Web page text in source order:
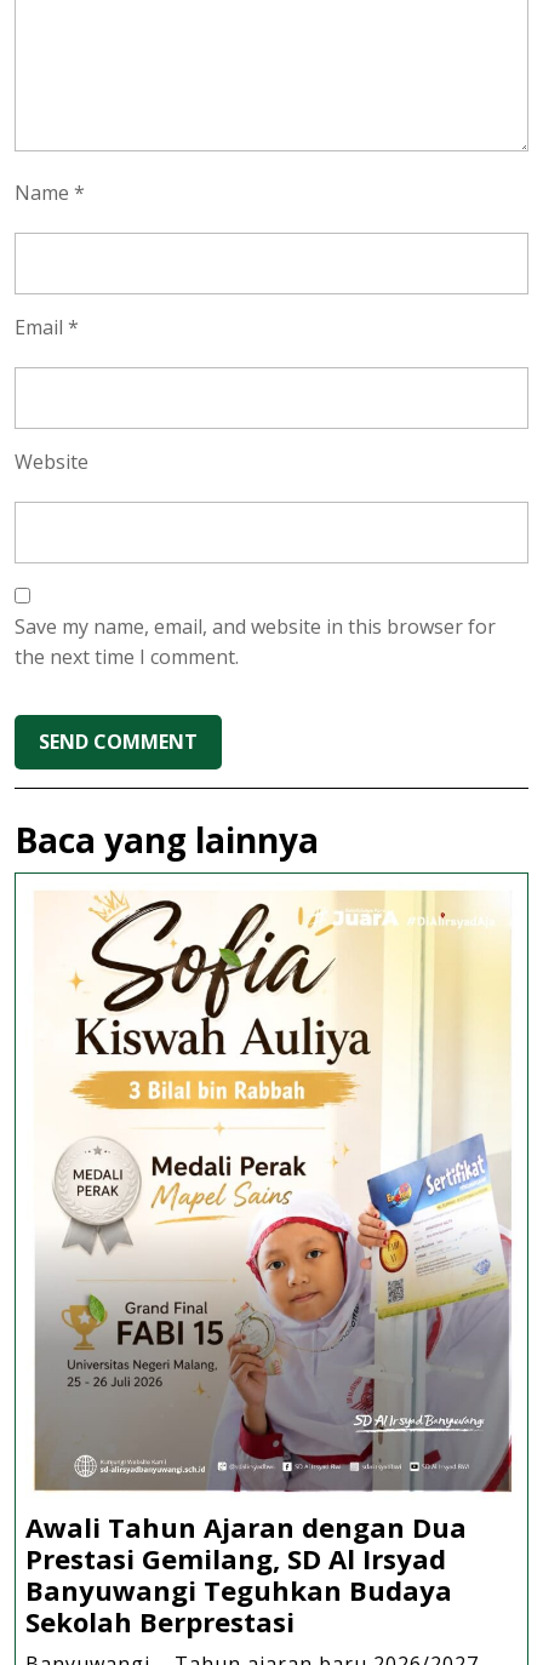
Name *
Email *
Website
Save my name, email, and website in this browser for
the next time I comment.
Baca yang lainnya
Awali Tahun Ajaran dengan Dua
Prestasi Gemilang, SD Al Irsyad
Banyuwangi Teguhkan Budaya
Sekolah Berprestasi
Tahun